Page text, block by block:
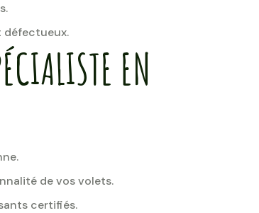
défectueux.
EN
de vos volets.
certifiés.